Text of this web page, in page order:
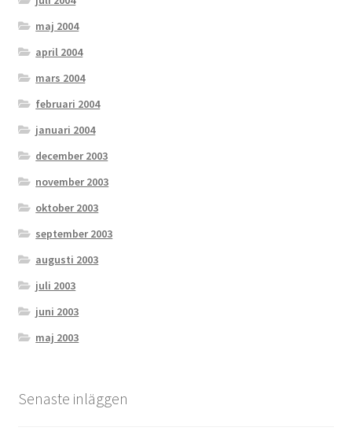
maj 2004
april 2004
mars 2004
februari 2004
januari 2004
december 2003
november 2003
oktober 2003
september 2003
augusti 2003
juli 2003
juni 2003
maj 2003
Senaste inläggen